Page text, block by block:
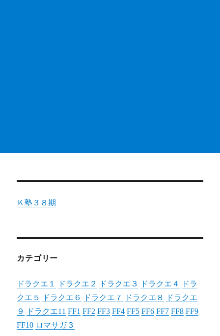
Ｋ塾３８期
カテゴリー
ドラクエ１ ドラクエ２ ドラクエ３ ドラクエ４
ドラ
クエ５
ドラクエ６ ドラクエ７ ドラクエ８
ドラクエ
９
ドラクエ11 FF1 FF2 FF3 FF4 FF5 FF6 FF7 FF8 FF9
FF10 ロマサガ３